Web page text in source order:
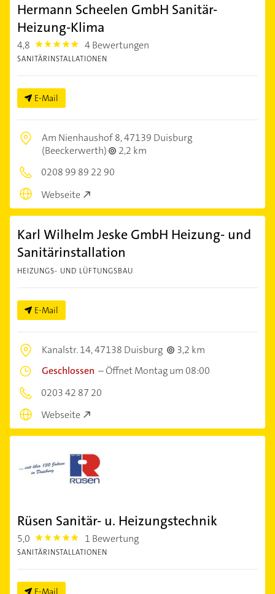
Hermann Scheelen GmbH Sanitär-
Heizung-Klima
4,8 4.8 4 Bewertungen
SANITÄRINSTALLATIONEN
E-Mail
Am Nienhaushof 8,47139 Duisburg
(Beeckerwerth)
2,2 km
0208 99 89 22 90
Webseite
Karl Wilhelm Jeske GmbH Heizung- und
Sanitärinstallation
HEIZUNGS- UND LÜFTUNGSBAU
E-Mail
Kanalstr. 14,47138 Duisburg
3,2 km
Geschlossen –Öffnet Montag um 08:00
0203 42 87 20
Webseite
Rüsen Sanitär- u. Heizungstechnik
5,0 5.0 1 Bewertung
SANITÄRINSTALLATIONEN
E-Mail